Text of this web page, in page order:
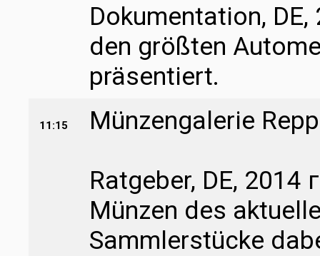
Dokumentation,
den größten
präsentiert.
11:15
Münzengalerie
Ratgeber, DE, 2014
Münzen des
Sammlerstücke